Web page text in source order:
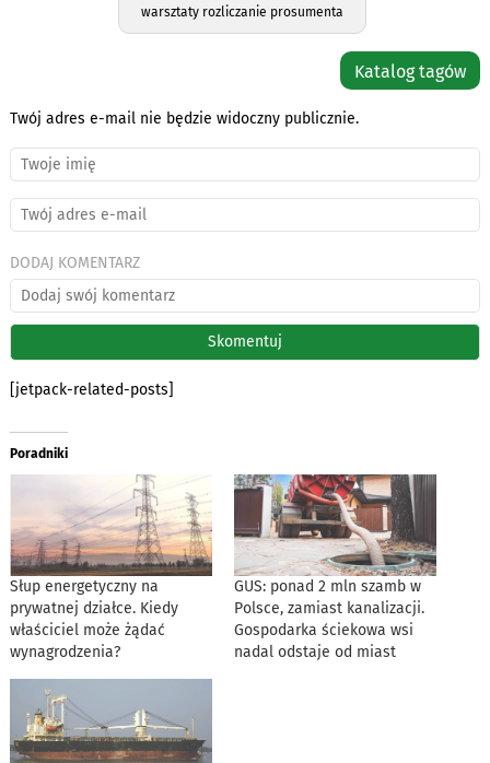
warsztaty rozliczanie prosumenta
Katalog tagów
Twój adres e-mail nie będzie widoczny publicznie.
DODAJ KOMENTARZ
[jetpack-related-posts]
Poradniki
Słup energetyczny na
prywatnej działce. Kiedy
właściciel może żądać
wynagrodzenia?
GUS: ponad 2 mln szamb w
Polsce, zamiast kanalizacji.
Gospodarka ściekowa wsi
nadal odstaje od miast